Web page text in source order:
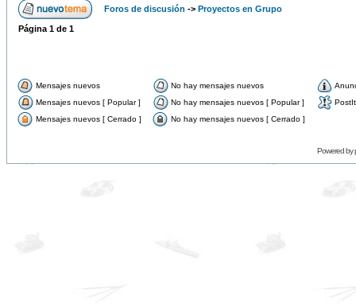
Foros de discusión -> Proyectos en Grupo
Página 1 de 1
Mensajes nuevos No hay mensajes nuevos
Mensajes nuevos [ Popular ]
No hay mensajes nuevos [ Popular ]
PostIt
Mensajes nuevos [ Cerrado ]
No hay mensajes nuevos [ Cerrado ]
Powered by